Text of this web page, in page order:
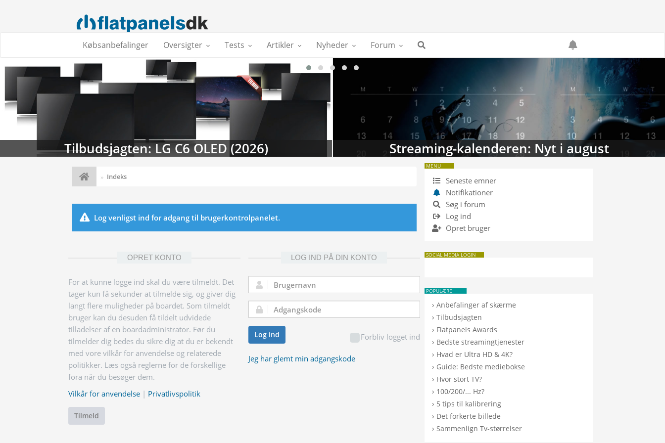
Købsanbefalinger Oversigter Tests Artikler Nyheder Forum
Tilbudsjagten: LG C6 OLED (2026) Streaming-kalenderen: Nyt i august
Indeks
Log venligst ind for adgang til brugerkontrolpanelet.
OPRET KONTO
For at kunne logge ind skal du være tilmeldt. Det
tager kun få sekunder at tilmelde sig, og giver dig
langt flere muligheder på boardet. Som tilmeldt
bruger kan du desuden få tildelt udvidede
tilladelser af en boardadministrator. Før du
tilmelder dig bedes du sikre dig at du er bekendt
med vore vilkår for anvendelse og relaterede
politikker. Læs også reglerne for de forskellige
fora når du besøger dem.
Vilkår for anvendelse | Privatlivspolitik
Tilmeld
LOG IND PÅ DIN KONTO
Brugernavn:
Adgangskode:
Forbliv logget ind
Log ind
Jeg har glemt min adgangskode
MENU
Seneste emner
Notifikationer
Søg i forum
Log ind
Opret bruger
SOCIAL MEDIA LOGIN
POPULÆRE
›Anbefalinger af skærme
›Tilbudsjagten
› Flatpanels Awards
› Bedste streamingtjenester
› Hvad er Ultra HD & 4K?
› Guide: Bedste mediebokse
› Hvor stort TV?
› 100/200/... Hz?
› 5 tips til kalibrering
› Det forkerte billede
›Sammenlign Tv-størrelser